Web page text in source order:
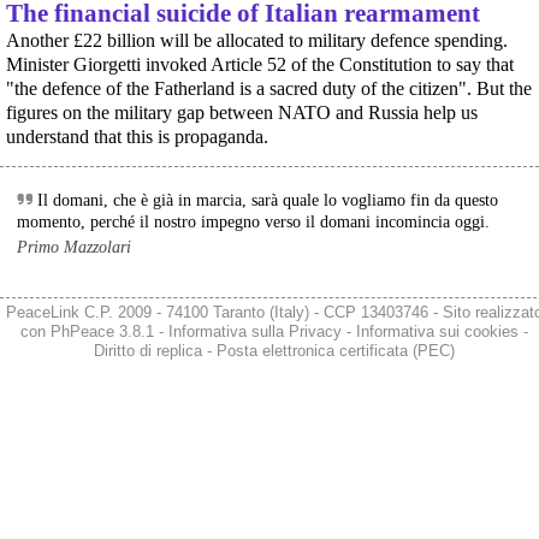
@Mau_or_ - 23/6/2026 11:03
"Se alla fine è un tribunale libico a pronunciare una condanna che
l’Italia ha evitato di rendere possibile davanti alla Corte Penale
Internazionale, c’è poco da esultare.'
#governoMeloni #Almasri #Italia #Libia #diritti #HumanRights
#23giugno
diogenenotizie.com/almasri-la-
per partire a Bruxelles la marcia pacifista europea di No Rearm Europe
Oggi in Spagna mobilitazione contro il riarmo e il militarismoSi è svolta
oggi, 14 giugno 2026, a Madrid la manifestazione indetta dall'Assemblea
Internazionalista di Madrid con il titolo "Contro il riarmo e la guerra
imperialista". I partecipanti si sono radunati in Plaza de Atoc
[news] La strage di Bologna, i suoi mandati e la cerniera con la NATO
A quarantasei anni dalla strage che il 2 agosto 1980 insanguinò la stazione
Bologna: una scomoda verità", che ripercorre gli
The financial suicide of Italian rearmament
Another £22 billion will be allocated to military defence spending.
Minister Giorgetti invoked Article 52 of the Constitution to say that
"the defence of the Fatherland is a sacred duty of the citizen". But the
figures on the military gap between NATO and Russia help us
understand that this is propaganda.
Il domani, che è già in marcia, sarà quale lo vogliamo fin da questo
momento, perché il nostro impegno verso il domani incomincia oggi.
Primo Mazzolari
PeaceLink C.P. 2009 - 74100 Taranto (Italy) - CCP 13403746 - Sito
con PhPeace 3.8.1 - Informativa sulla Privacy- Informativa sui cookies -
Diritto di replica- Posta elettronica certificata (PEC)